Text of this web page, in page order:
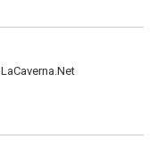
LaCaverna.Net